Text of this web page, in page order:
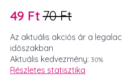
70Ft
Original
price
was:
70 Ft.
49 Ft
Current
price
is:
49 Ft.
Az aktuális akciós ár a
időszakban
Aktuális kedvezmény: 30%
Részletes statisztika